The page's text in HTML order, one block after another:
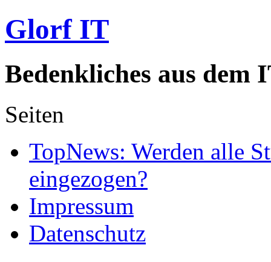
Glorf IT
Bedenkliches aus dem
Seiten
TopNews: Werden alle
eingezogen?
Impressum
Datenschutz